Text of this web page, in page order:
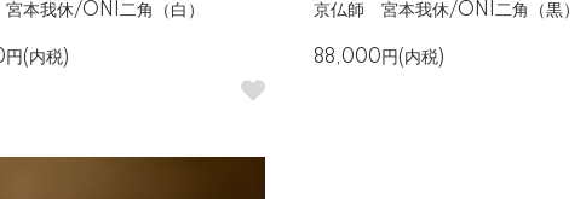
本我休/ONI二角（白）
(内税)
京仏師 宮本我休/ONI二角（黒）
88,000円(内税)